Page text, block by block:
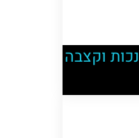
אישור זכאות לקבלת 75% נכות וקצבה